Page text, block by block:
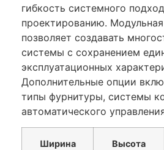
гибкость системного
проектированию.
позволяет создавать
системы с сохранением
эксплуатационных
Дополнительные опции
типы фурнитуры, системы
автоматического
Ширина
Высота